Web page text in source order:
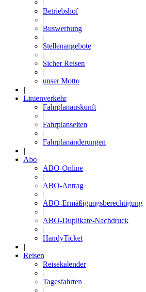
|
Betriebshof
|
Buswerbung
|
Stellenangebote
|
Sicher Reisen
|
unser Motto
|
Linienverkehr
Fahrplanauskunft
|
Fahrplanseiten
|
Fahrplanänderungen
|
Abo
ABO-Online
|
ABO-Antrag
|
ABO-Ermäßigungsberechtigung
|
ABO-Duplikate-Nachdruck
|
HandyTicket
|
Reisen
Reisekalender
|
Tagesfahrten
|